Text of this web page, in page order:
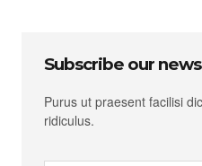
Subscribe our
Purus ut praesent facilisi
ridiculus.